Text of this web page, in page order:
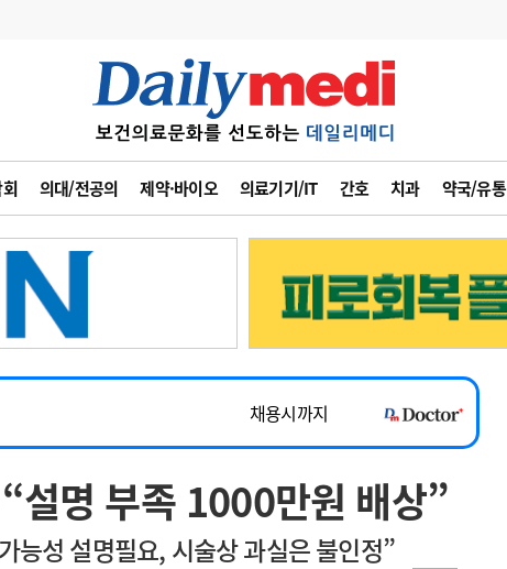
의대/전공의 제약·바이오 의료기기/IT 간호 치과 약국/유통
6
관리급여 실시
수련환경 개선
의과대학 입시
사고
수첩
정책/통계 공시
광고안내
~2026-08-31
채용시까지
채용시까지
~2026-08-15
~2026-08-31
채용시까지
명 부족 1000만원 배상”
능성 설명필요, 시술상 과실은 불인정”